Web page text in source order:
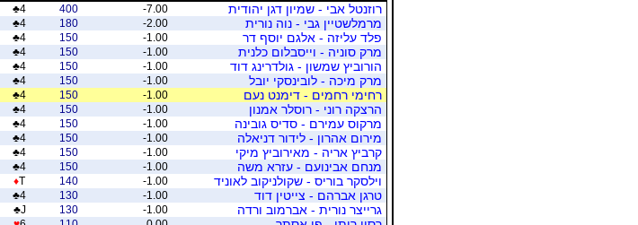
רוזנטל אבי - שמיון דגן יהודית -7.00
400
♣4
מרמלשטיין גבי - נוה נורית
-2.00
180
♣4
פלד עליזה - אלגם יוסף דר
-1.00
150
♣4
מרק סוניה - וייסבלום כלנית
-1.00
150
♣4
הורוביץ שמשון - גולדרינג דוד
-1.00
150
♣4
מרק מיכה - לובינסקי יובל
-1.00
150
♣4
רחימי רחמים - דימנט נעם
-1.00
150
♣4
הרצקה רוני - רוסלר אמנון
-1.00
150
♣4
מרקוס עמירם - סדיס גובינה
-1.00
150
♣4
מירום אהרון - לידור דניאלה
-1.00
150
♣4
קרביץ אריה - מאירוביץ מיקי
-1.00
150
♣4
מנחם אבינועם - עזרא משה
-1.00
150
♣4
וילסקר בוריס - שקולניקוב לאוניד
-1.00
140
♦T
טרגן אברהם - צייטין דוד
-1.00
130
♣4
גרייצר נורית - אברמוב ורדה
-1.00
130
♣J